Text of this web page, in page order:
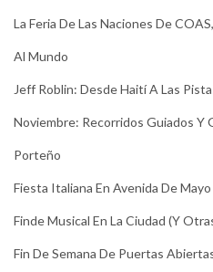
La Feria De Las Naciones De
Al Mundo
Jeff Roblin: Desde Haití A Las
Noviembre: Recorridos Guiados Y
Porteño
Fiesta Italiana En Avenida De Mayo
Finde Musical En La Ciudad (y
Fin De Semana De Puertas